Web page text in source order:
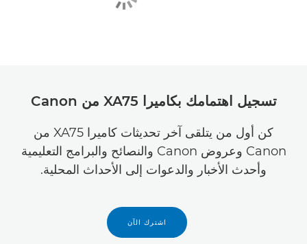
تسجيل اهتمامك بكاميرا XA75 من Canon
كن أول من يتلقى آخر تحديثات كاميرا XA75 من
Canon وعروض Canon والنصائح والبرامج التعليمية
وأحدث الأخبار والدعوات إلى الأحداث المحلية.
اشترك الآن